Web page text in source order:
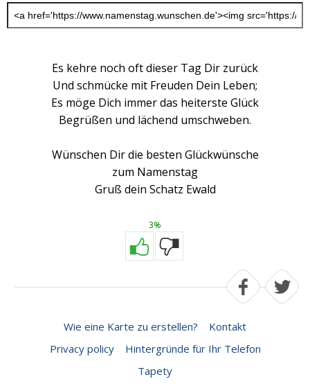
Es kehre noch oft dieser Tag Dir zurück
Und schmücke mit Freuden Dein Leben;
Es möge Dich immer das heiterste Glück
Begrüßen und lächend umschweben.
Wünschen Dir die besten Glückwünsche
zum Namenstag
Gruß dein Schatz Ewald
3%
Wie eine Karte zu erstellen?
Kontakt
Privacy policy
Hintergründe für Ihr Telefon
Tapety